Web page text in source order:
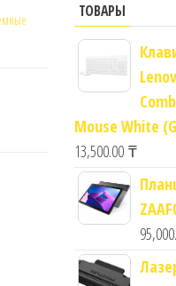
ТОВАРЫ
Mouse White
13,500.00 ₸